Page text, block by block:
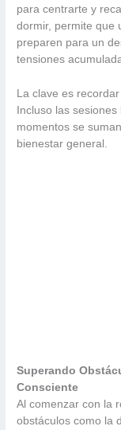
para centrarte y
dormir, permite que
preparen para un
tensiones
La clave es
Incluso las
momentos se
bienestar general.
Superando
Consciente
Al comenzar con la
obstáculos como la